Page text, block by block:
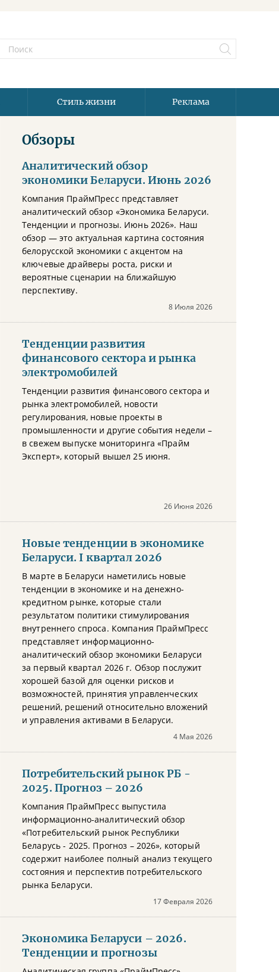
Стиль жизни Реклама
Обзоры
Аналитический обзор
экономики Беларуси. Июнь 2026
Компания ПраймПресс представляет
аналитический обзор «Экономика Беларуси.
Тенденции и прогнозы. Июнь 2026». Наш
обзор — это актуальная картина состояния
белорусской экономики с акцентом на
ключевые драйверы роста, риски и
вероятные сценарии на ближайшую
перспективу.
8 Июля 2026
Тенденции развития
финансового сектора и рынка
электромобилей
Тенденции развития финансового сектора и
рынка электромобилей, новости
регулирования, новые проекты в
промышленности и другие события недели –
в свежем выпуске мониторинга «Прайм
Эксперт», который вышел 25 июня.
26 Июня 2026
Новые тенденции в экономике
Беларуси. I квартал 2026
В марте в Беларуси наметились новые
тенденции в экономике и на денежно-
кредитном рынке, которые стали
результатом политики стимулирования
внутреннего спроса. Компания ПраймПресс
представляет информационно-
аналитический обзор экономики Беларуси
за первый квартал 2026 г. Обзор послужит
хорошей базой для оценки рисков и
возможностей, принятия управленческих
решений, решений относительно вложений
и управления активами в Беларуси.
4 Мая 2026
Потребительский рынок РБ -
2025. Прогноз – 2026
Компания ПраймПресс выпустила
информационно-аналитический обзор
«Потребительский рынок Республики
Беларусь - 2025. Прогноз – 2026», который
содержит наиболее полный анализ текущего
состояния и перспектив потребительского
рынка Беларуси.
17 Февраля 2026
Экономика Беларуси – 2026.
Тенденции и прогнозы